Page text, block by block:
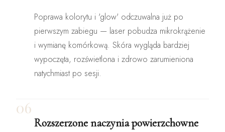
Poprawa kolorytu i 'glow' odczuwalna już po
pierwszym zabiegu — laser pobudza mikrokrążenie
i wymianę komórkową. Skóra wygląda bardziej
wypoczęta, rozświetlona i zdrowo zarumieniona
natychmiast po sesji.
06
Rozszerzone naczynia powierzchowne